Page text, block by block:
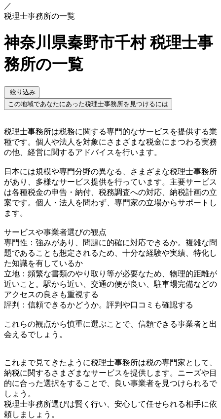
／
税理士事務所の一覧
神奈川県秦野市千村 税理士事
務所の一覧
絞り込み
この地域であなたにあった税理士事務所を見つけるには
税理士事務所は税務に関する専門的なサービスを提供する業
種です。個人や法人を対象にさまざまな税金にまつわる実務
の他、経営に関するアドバイスを行います。
日本には規模や専門分野の異なる、さまざまな税理士事務所
があり、多様なサービス提供を行っています。主要サービス
は各種税金の申告・納付、税務調査への対応、納税計画の立
案です。個人・法人を問わず、専門家の立場からサポートし
ます。
サービスや事業者選びの観点
専門性：強みがあり、問題に的確に対応できるか。複雑な問
題であることも想定されるため、十分な経験や実績、特化し
た知識を有しているか
立地：頻繁な書類のやり取り等が必要なため、物理的距離が
近いこと。駅から近い、交通の便が良い、駐車場完備などの
アクセスの良さも重視する
評判：信頼できるかどうか。評判や口コミも確認する
これらの観点から慎重に選ぶことで、信頼できる事業者と出
会えるでしょう。
これまで見てきたように税理士事務所は税の専門家として、
納税に関するさまざまなサービスを提供します。ニーズや目
的に合った選択をすることで、良い事業者を見つけられるで
しょう。
税理士事務所選びは賢く行い、安心して任せられる相手に依
頼しましょう。